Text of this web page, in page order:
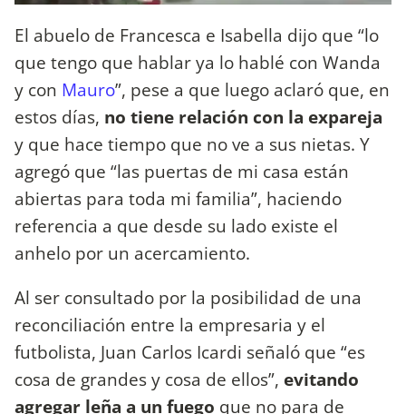
El abuelo de Francesca e Isabella dijo que “lo
que tengo que hablar ya lo hablé con Wanda
y con Mauro”, pese a que luego aclaró que, en
estos días, no tiene relación con la expareja
y que hace tiempo que no ve a sus nietas. Y
agregó que “las puertas de mi casa están
abiertas para toda mi familia”, haciendo
referencia a que desde su lado existe el
anhelo por un acercamiento.
Al ser consultado por la posibilidad de una
reconciliación entre la empresaria y el
futbolista, Juan Carlos Icardi señaló que “es
cosa de grandes y cosa de ellos”, evitando
agregar leña a un fuego que no para de